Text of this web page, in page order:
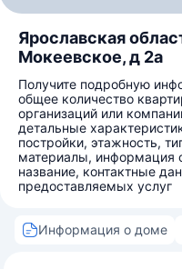
Ярославская
Мокеевское, д 2а
Получите подробную
общее количество
организаций или
детальные
постройки, этажность,
материалы, информация
название, контактные
предоставляемых услуг
Информация о доме